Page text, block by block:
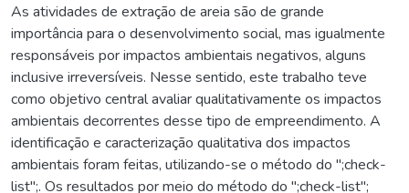
As atividades de extração de areia são de grande
importância para o desenvolvimento social, mas igualmente
responsáveis por impactos ambientais negativos, alguns
inclusive irreversíveis. Nesse sentido, este trabalho teve
como objetivo central avaliar qualitativamente os impactos
ambientais decorrentes desse tipo de empreendimento. A
identificação e caracterização qualitativa dos impactos
ambientais foram feitas, utilizando-se o método do ";check-
list";. Os resultados por meio do método do ";check-list";